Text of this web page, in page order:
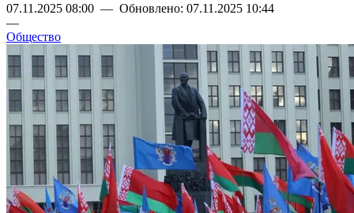
07.11.2025 08:00 — Обновлено: 07.11.2025 10:44
—
Общество